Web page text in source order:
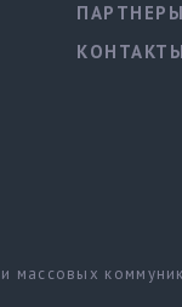
ПАРТНЕРЫ
КОНТАКТЫ
массовых